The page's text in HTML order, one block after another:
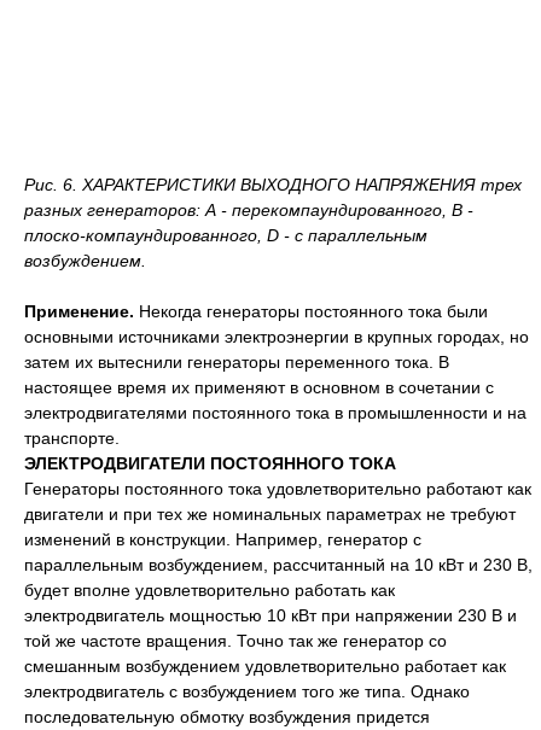
Рис. 6. ХАРАКТЕРИСТИКИ ВЫХОДНОГО НАПРЯЖЕНИЯ трех
разных генераторов: А - перекомпаундированного, В -
плоско-компаундированного, D - с параллельным
возбуждением.
Применение. Некогда генераторы постоянного тока были
основными источниками электроэнергии в крупных городах, но
затем их вытеснили генераторы переменного тока. В
настоящее время их применяют в основном в сочетании с
электродвигателями постоянного тока в промышленности и на
транспорте.
ЭЛЕКТРОДВИГАТЕЛИ ПОСТОЯННОГО ТОКА
Генераторы постоянного тока удовлетворительно работают как
двигатели и при тех же номинальных параметрах не требуют
изменений в конструкции. Например, генератор с
параллельным возбуждением, рассчитанный на 10 кВт и 230 В,
будет вполне удовлетворительно работать как
электродвигатель мощностью 10 кВт при напряжении 230 В и
той же частоте вращения. Точно так же генератор со
смешанным возбуждением удовлетворительно работает как
электродвигатель с возбуждением того же типа. Однако
последовательную обмотку возбуждения придется